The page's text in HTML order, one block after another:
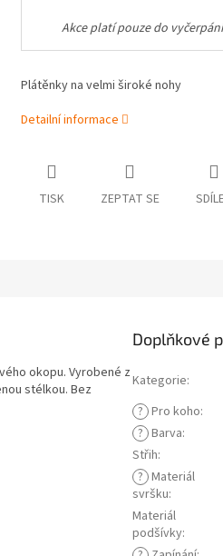
Akce platí pouze do
Plátěnky na velmi široké nohy
Detailní informace
TISK ZEPTAT SE
okopu. Vyrobené z
stélkou. Bez
Doplňkové
Kategorie:
? Pro koho:
? Barva:
Střih:
? Materiál
svršku:
Materiál
podšívky: